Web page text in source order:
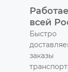
всей
Быстро
заказы